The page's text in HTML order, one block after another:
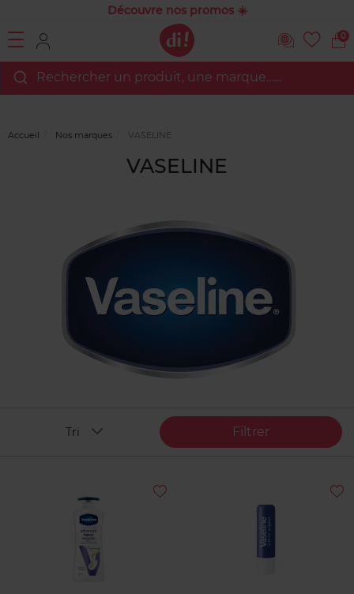
Découvre nos promos ☀️
0
Rechercher un produit, une marque…...
Accueil Nos marques VASELINE
VASELINE
Filtrer
Tri